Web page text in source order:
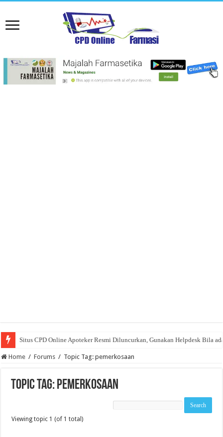
Situs CPD Online Apoteker Resmi Diluncurkan, Gunakan Helpdesk Bila
Home / Forums / Topic Tag: pemerkosaan
Topic Tag: pemerkosaan
Viewing topic 1 (of 1 total)